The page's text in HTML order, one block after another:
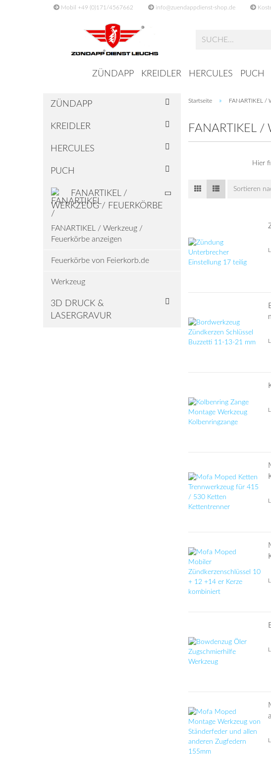
Mobil +49 (0)171/4567662 info@zuendappdienst-shop.de
ZÜNDAPP KREIDLER HERCULES PUCH
Startseite » FANARTIKEL /
FANARTIKEL /
Hier
Sortieren
Sortieren
ZÜNDAPP
KREIDLER
HERCULES
PUCH
FANARTIKEL /
WERKZEUG / FEUERKÖRBE
FANARTIKEL / Werkzeug /
Feuerkörbe anzeigen
Feuerkörbe von Feierkorb.de
Werkzeug
3D DRUCK &
LASERGRAVUR